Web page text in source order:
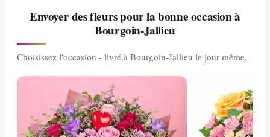
Envoyer des fleurs pour la bonne occasion à
Bourgoin-Jallieu
Choisissez l'occasion - livré à Bourgoin-Jallieu le jour même.